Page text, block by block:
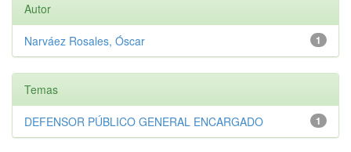
Autor
1
Narváez Rosales, Óscar
Temas
1
DEFENSOR PÚBLICO GENERAL ENCARGADO